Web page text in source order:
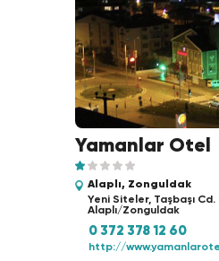
Yamanlar Otel
Alaplı, Zonguldak
Yeni Siteler, Taşbaşı Cd.
Alaplı/Zonguldak
0 372 378 12 60
http://